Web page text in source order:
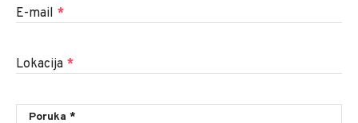
E-mail *
Lokacija *